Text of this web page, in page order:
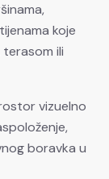
koje
ili
vizuelno
boravka u